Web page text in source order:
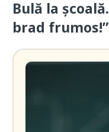
Bulă la
brad